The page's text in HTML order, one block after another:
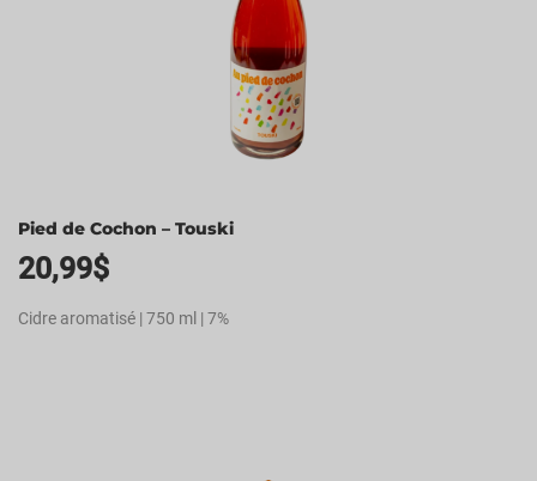
Pied de Cochon – Touski
20,99$
Cidre aromatisé | 750 ml | 7%